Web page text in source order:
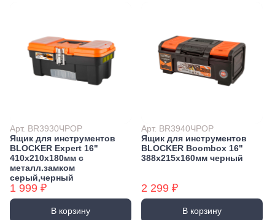
Арт. BR3930ЧРОР
Ящик для инструментов
BLOCKER Expert 16"
410х210х180мм с
металл.замком
серый,черный
1 999 ₽
В корзину
Арт. BR3940ЧРОР
Ящик для инструментов
BLOCKER Boombox 16"
388х215х160мм черный
2 299 ₽
В корзину